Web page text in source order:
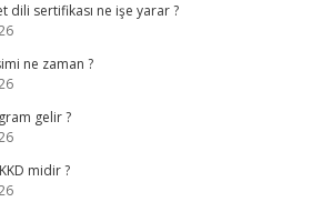
dili sertifikası ne işe yarar ?
ne zaman ?
gelir ?
midir ?